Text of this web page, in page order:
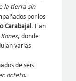
la tierra sin
por los
Carabajal. Han
, donde
varias
de seis
octeto.